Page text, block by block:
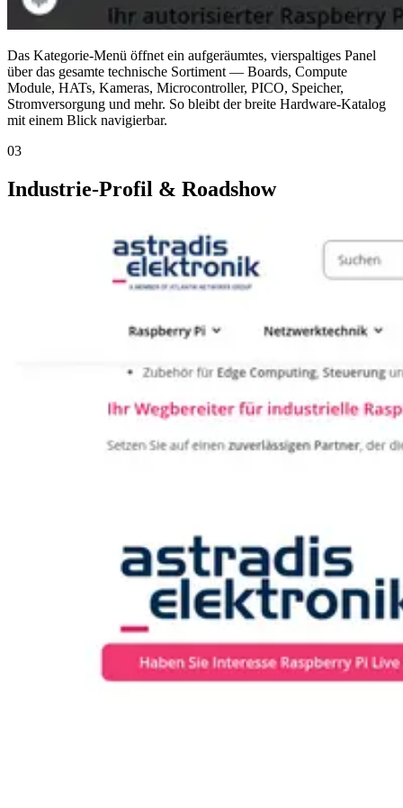
Das Kategorie-Menü öffnet ein aufgeräumtes, vierspaltiges Panel
über das gesamte technische Sortiment — Boards, Compute
Module, HATs, Kameras, Microcontroller, PICO, Speicher,
Stromversorgung und mehr. So bleibt der breite Hardware-Katalog
mit einem Blick navigierbar.
03
Industrie-Profil & Roadshow